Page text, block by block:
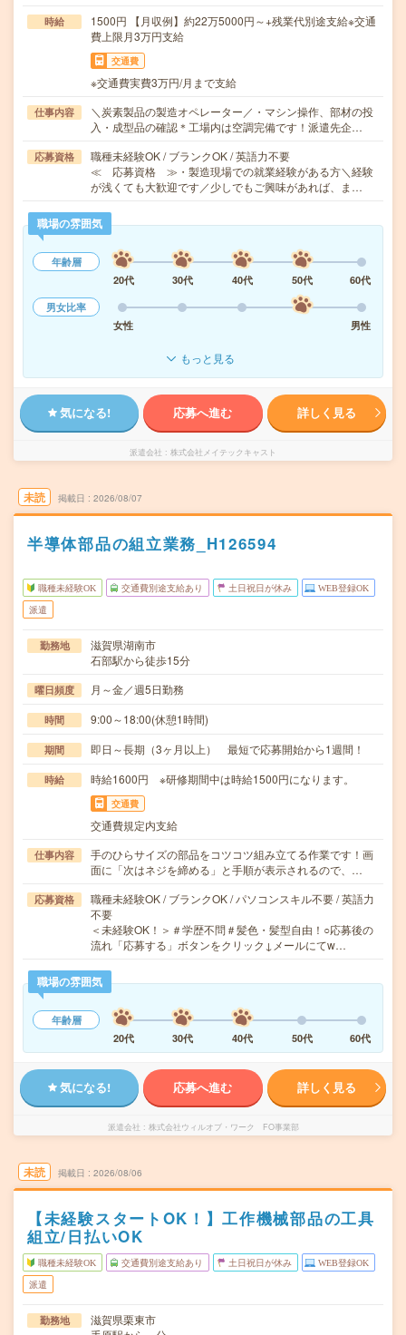
時給
1500円 【月収例】約22万5000円～+残業代別途支給※交通
費上限月3万円支給
交通費
※交通費実費3万円/月まで支給
仕事内容
＼炭素製品の製造オペレーター／・マシン操作、部材の投
入・成型品の確認＊工場内は空調完備です！派遣先企…
応募資格
職種未経験OK / ブランクOK / 英語力不要
≪ 応募資格 ≫・製造現場での就業経験がある方＼経験
が浅くても大歓迎です／少しでもご興味があれば、ま…
職場の雰囲気
年齢層
20代
30代 40代 50代
60代
男女比率
女性
男性
もっと見る
気になる! 応募へ進む 詳しく見る
派遣会社 株式会社メイテックキャスト
未読 掲載日 2026/08/07
半導体部品の組立業務_H126594
職種未経験OK 交通費別途支給あり 土日祝日が休み WEB登録OK
派遣
勤務地
滋賀県湖南市
石部駅から徒歩15分
曜日頻度 月～金／週5日勤務
時間 9:00～18:00(休憩1時間)
期間 即日～長期（3ヶ月以上） 最短で応募開始から1週間！
時給 時給1600円 ※研修期間中は時給1500円になります。
交通費
交通費規定内支給
仕事内容
手のひらサイズの部品をコツコツ組み立てる作業です！画
面に「次はネジを締める」と手順が表示されるので、…
応募資格
職種未経験OK / ブランクOK / パソコンスキル不要 / 英語力
不要
＜未経験OK！＞＃学歴不問＃髪色・髪型自由！○応募後の
流れ「応募する」ボタンをクリック↓メールにてw…
職場の雰囲気
年齢層
20代
30代 40代 50代 60代
気になる! 応募へ進む 詳しく見る
派遣会社 株式会社ウィルオブ・ワーク FO事業部
未読 掲載日 2026/08/06
【未経験スタートOK！】工作機械部品の工具
組立/日払いOK
職種未経験OK 交通費別途支給あり 土日祝日が休み WEB登録OK
派遣
勤務地
滋賀県栗東市